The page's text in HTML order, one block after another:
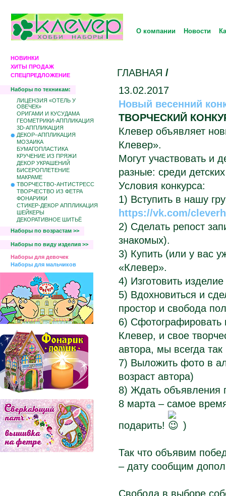
О компании Новости
НОВИНКИ
ХИТЫ ПРОДАЖ
СПЕЦПРЕДЛОЖЕНИЕ
Наборы по техникам:
ЛИЦЕНЗИЯ «ОТЕЛЬ У
ОВЕЧЕК»
ОРИГАМИ И КУСУДАМА
ГЕОМЕТРИКИ-АППЛИКАЦИЯ
3D-АППЛИКАЦИЯ
ДЕКОР–АППЛИКАЦИЯ
МОЗАИКА
БУМАГОПЛАСТИКА
КРУЧЕНИЕ ИЗ ПРЯЖИ
ДЕКОР УКРАШЕНИЙ
БИCЕРОПЛЕТЕНИЕ
МАКРАМЕ
ТВОРЧЕСТВО-АНТИСТРЕСС
ТВОРЧЕСТВО ИЗ ФЕТРА
ФОНАРИКИ
СТИКЕР-ДЕКОР АППЛИКАЦИЯ
ШЕЙКЕРЫ
ДЕКОРАТИВНОЕ ШИТЬЁ
Наборы по возрастам >>
Наборы по виду изделия >>
Наборы для девочек
Наборы для мальчиков
ГЛАВНАЯ /
13.02.2017
Новый весенний
ТВОРЧЕСКИЙ
Клевер объявляет
Клевер».
Могут участвовать и
разные: среди
Условия конкурса:
1) Вступить в нашу
https://vk.com/
2) Сделать репост
знакомых).
3) Купить (или у вас
«Клевер».
4) Изготовить
5) Вдохновиться и
простор и свобода
6) Сфотографировать
Клевер, и свое
автора, мы всегда
7) Выложить фото в
возраст автора)
8) Ждать объявления
8 марта – самое
подарить!
)
Так что объявим
– дату сообщим
Свобода в выборе